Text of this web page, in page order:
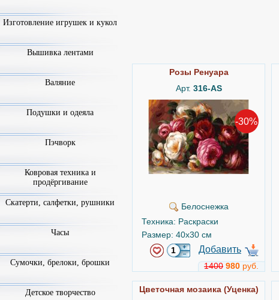
Розы Ренуара
Арт. 316-AS
-30%
Белоснежка
Техника: Раскраски
Размер: 40x30 см
Добавить
1400 980 руб.
Цветочная мозаика (Уценка)
Изготовление игрушек и кукол
Вышивка лентами
Валяние
Подушки и одеяла
Пэчворк
Ковровая техника и
продёргивание
Скатерти, салфетки, рушники
Часы
Сумочки, брелоки, брошки
Детское творчество